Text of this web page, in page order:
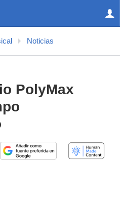
Noticias
PolyMax